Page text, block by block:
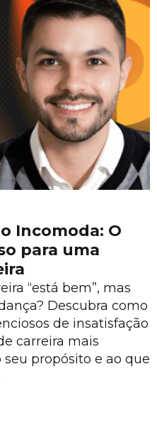
Incomoda: O
para uma
“está bem”, mas
Descubra como
de insatisfação
carreira mais
propósito e ao que